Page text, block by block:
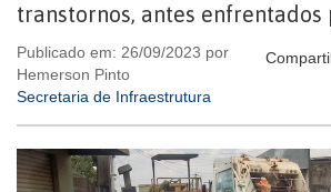
transtornos, antes enfrentados
Publicado em: 26/09/2023 por
Hemerson Pinto
Secretaria de Infraestrutura